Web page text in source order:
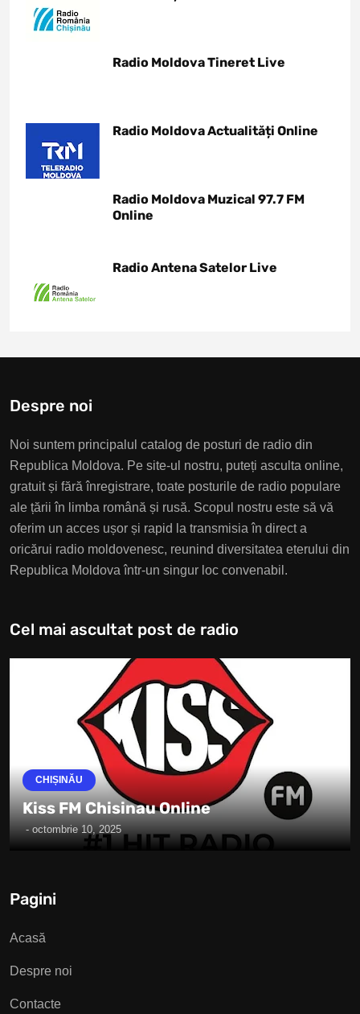
Radio Moldova Tineret Live
Radio Moldova Actualități Online
Radio Moldova Muzical 97.7 FM
Online
Radio Antena Satelor Live
Despre noi
Noi suntem principalul catalog de posturi de radio din
Republica Moldova. Pe site-ul nostru, puteți asculta online,
gratuit și fără înregistrare, toate posturile de radio populare
ale țării în limba română și rusă. Scopul nostru este să vă
oferim un acces ușor și rapid la transmisia în direct a
oricărui radio moldovenesc, reunind diversitatea eterului din
Republica Moldova într-un singur loc convenabil.
Cel mai ascultat post de radio
CHIȘINĂU
Kiss FM Chisinau Online
- octombrie 10, 2025
Pagini
Acasă
Despre noi
Contacte